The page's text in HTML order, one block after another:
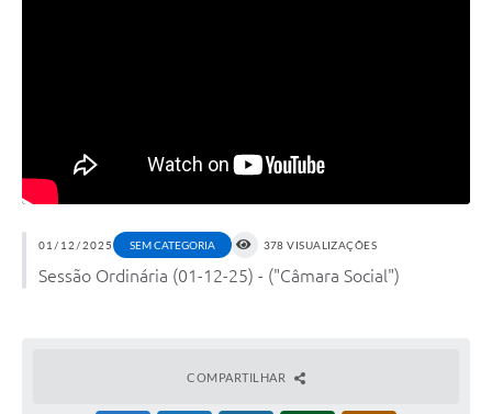
01/12/2025 SEM CATEGORIA 378 VISUALIZAÇÕES
Sessão Ordinária (01-12-25) - ("Câmara Social")
COMPARTILHAR